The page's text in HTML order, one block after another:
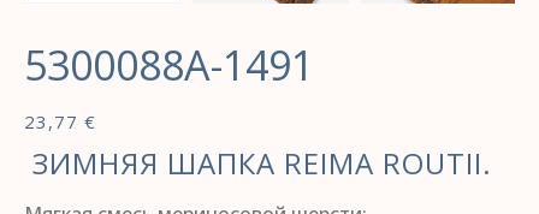
5300088A-1491
23,77 €
ЗИМНЯЯ ШАПКА REIMA ROUTII.